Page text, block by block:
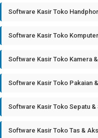
Software Kasir Toko
Software Kasir Toko
Software Kasir Toko Kamera
Software Kasir Toko Pakaian
Software Kasir Toko Sepatu &
Software Kasir Toko Tas &